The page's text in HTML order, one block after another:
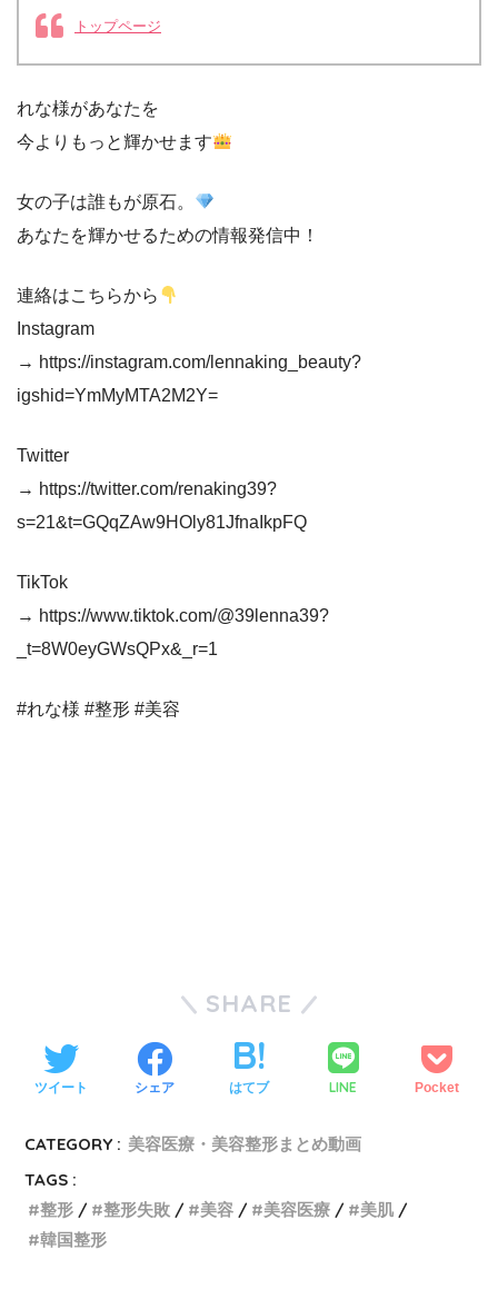
トップページ
れな様があなたを
今よりもっと輝かせます
女の子は誰もが原石。
あなたを輝かせるための情報発信中！
連絡はこちらから
Instagram
→ https://instagram.com/lennaking_beauty?
igshid=YmMyMTA2M2Y=
Twitter
→ https://twitter.com/renaking39?
s=21&t=GQqZAw9HOly81JfnaIkpFQ
TikTok
→ https://www.tiktok.com/@39lenna39?
_t=8W0eyGWsQPx&_r=1
#れな様 #整形 #美容
SHARE
ツイート シェア はてブ LINE Pocket
CATEGORY : 美容医療・美容整形まとめ動画
TAGS :
整形
整形失敗 美容 美容医療
美肌
韓国整形